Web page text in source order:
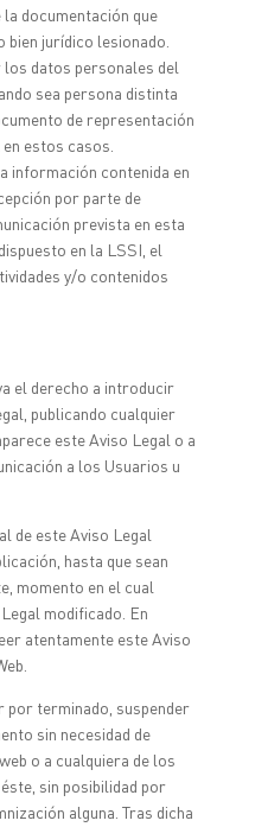
documentación que
jurídico lesionado.
datos personales del
sea persona distinta
de representación
estos casos.
información contenida en
por parte de
prevista en esta
en la LSSI, el
y/o contenidos
el derecho a introducir
publicando cualquier
este Aviso Legal o a
a los Usuarios u
de este Aviso Legal
hasta que sean
momento en el cual
modificado. En
atentamente este Aviso
por terminado, suspender
sin necesidad de
o a cualquiera de los
sin posibilidad por
alguna. Tras dicha